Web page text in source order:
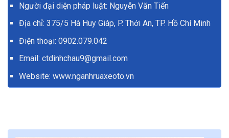
Người đại diện pháp luật: Nguyễn Văn Tiến
Địa chỉ: 375/5 Hà Huy Giáp, P. Thới An, TP. Hồ Chí Minh
Điện thoại: 0902.079.042
Email: ctdinhchau9@gmail.com
Website: www.nganhruaxeoto.vn